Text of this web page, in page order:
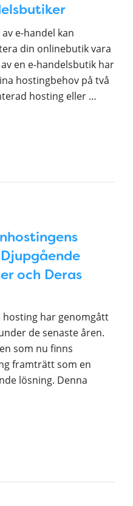
e-handel kan
din onlinebutik vara
en e-handelsbutik har
hostingbehov på två
hosting eller …
och Deras
hosting har genomgått
de senaste åren.
som nu finns
framträtt som en
lösning. Denna